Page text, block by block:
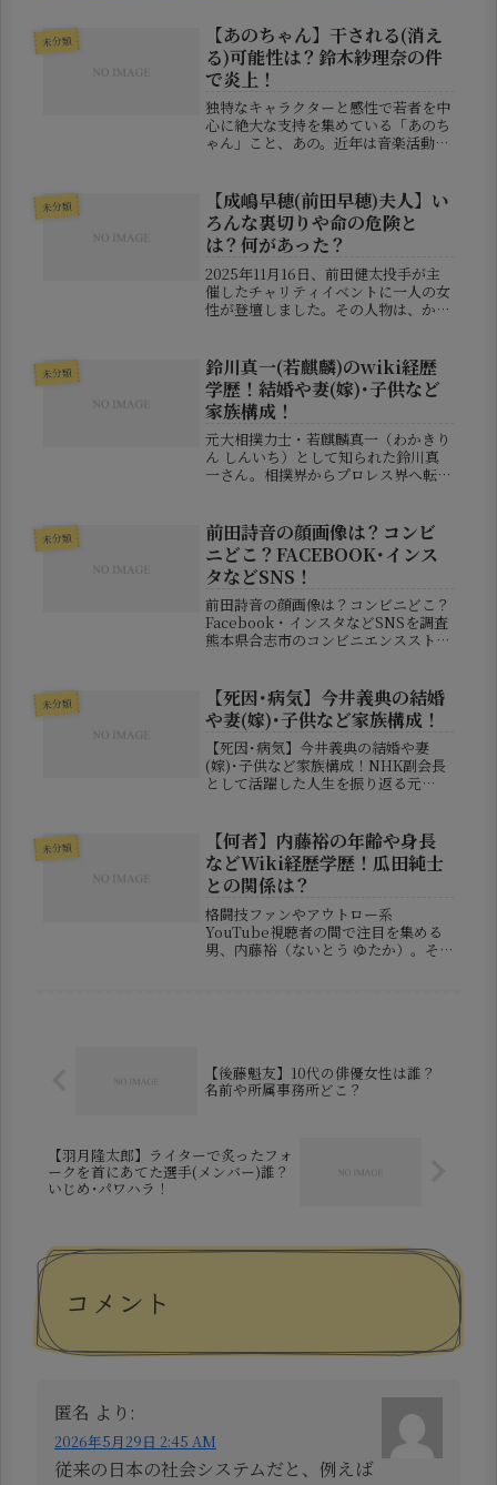
未分類
【あのちゃん】干される(消え
る)可能性は？鈴木紗理奈の件
で炎上！
独特なキャラクターと感性で若者を中
心に絶大な支持を集めている「あのち
ゃん」こと、あの。近年は音楽活動だ
ています。しかし2026年5月、冠番組
「あのちゃんねる」での発言が大き...
未分類
【成嶋早穂(前田早穂)夫人】い
ろんな裏切りや命の危険と
は？何があった？
2025年11月16日、前田健太投手が主
催したチャリティイベントに一人の女
性が登壇しました。その人物は、かつ
て、メジャーリーガー前田健太選手を
支える妻であり、2人の子どもを...
未分類
鈴川真一(若麒麟)のwiki経歴
学歴！結婚や妻(嫁)･子供など
家族構成！
元大相撲力士・若麒麟真一（わかきり
ん しんいち）として知られた鈴川真
一さん。相撲界からプロレス界へ転身
経歴・学歴、そして結婚・妻・子供な
ど家族の情報について詳しく紹介しま
す...
未分類
前田詩音の顔画像は？コンビ
ニどこ？FACEBOOK･インス
タなどSNS！
前田詩音の顔画像は？コンビニどこ？
Facebook・インスタなどSNSを調査
熊本県合志市のコンビニエンスストア
男がコンビニに現れ、駆け付けた警察
官が発砲。その後、男は公務執...
未分類
【死因･病気】今井義典の結婚
や妻(嫁)･子供など家族構成！
【死因･病気】今井義典の結婚や妻
(嫁)･子供など家族構成！NHK副会長
として活躍した人生を振り返る元
年5月28日に亡くなりました。81歳で
した。長年にわたりNHKの報道や...
未分類
【何者】内藤裕の年齢や身長
などWiki経歴学歴！瓜田純士
との関係は？
格闘技ファンやアウトロー系
YouTube視聴者の間で注目を集める
男、内藤裕（ないとう ゆたか）。そ
【後藤魁友】10代の俳優女性は誰？
名前や所属事務所どこ？
【羽月隆太郎】ライターで炙ったフォ
ークを首にあてた選手(メンバー)誰？
いじめ･パワハラ！
コメント
匿名 より:
2026年5月29日 2:45 AM
従来の日本の社会システムだと、例えば